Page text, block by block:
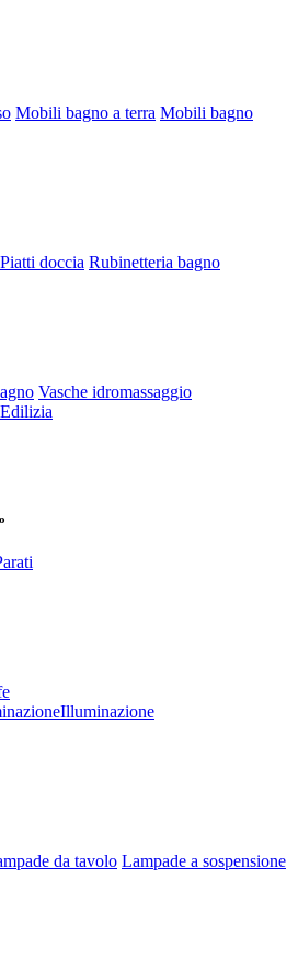
Mobili bagno a terra Mobili bagno
Piatti doccia Rubinetteria bagno
Vasche idromassaggio
Edilizia
Illuminazione
da tavolo Lampade a sospensione